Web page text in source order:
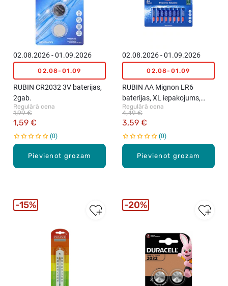
Pievienot grozam
02.08.2026 - 01.09.2026
02.08-01.09
RUBIN CR2032 3V baterijas,
2gab.
Regulārā cena
1,59 €
1,99 €
0
Pievienot grozam
02.08.2026 - 01.09.2026
02.08-01.09
RUBIN AA Mignon LR6
baterijas, XL iepakojums,
8gab.
Regulārā cena
3,59 €
4,49 €
0
15% 20%